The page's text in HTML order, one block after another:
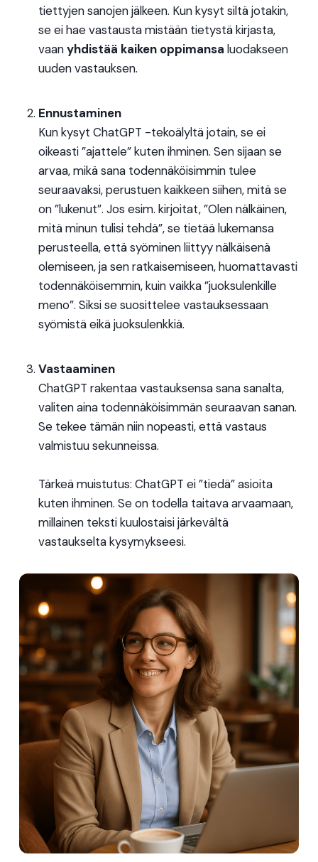
tiettyjen sanojen jälkeen. Kun kysyt siltä jotakin,
se ei hae vastausta mistään tietystä kirjasta,
vaanyhdistää kaiken oppimansa luodakseen
uuden vastauksen.
Ennustaminen
Kun kysyt ChatGPT -tekoälyltä jotain, se ei
oikeasti ”ajattele” kuten ihminen. Sen sijaan se
arvaa, mikä sana todennäköisimmin tulee
seuraavaksi, perustuen kaikkeen siihen, mitä se
on ”lukenut”. Jos esim. kirjoitat, ”Olen nälkäinen,
mitä minun tulisi tehdä”, se tietää lukemansa
perusteella, että syöminen liittyy nälkäisenä
olemiseen, ja sen ratkaisemiseen, huomattavasti
todennäköisemmin, kuin vaikka ”juoksulenkille
meno”. Siksi se suosittelee vastauksessaan
syömistä eikä juoksulenkkiä.
Vastaaminen
ChatGPT rakentaa vastauksensa sana sanalta,
valiten aina todennäköisimmän seuraavan sanan.
Se tekee tämän niin nopeasti, että vastaus
valmistuu sekunneissa.
Tärkeä muistutus: ChatGPT ei ”tiedä” asioita
kuten ihminen. Se on todella taitava arvaamaan,
millainen teksti kuulostaisi järkevältä
vastaukselta kysymykseesi.